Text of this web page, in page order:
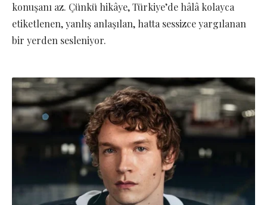
konuşanı az. Çünkü hikâye, Türkiye’de hâlâ kolayca
etiketlenen, yanlış anlaşılan, hatta sessizce yargılanan
bir yerden sesleniyor.